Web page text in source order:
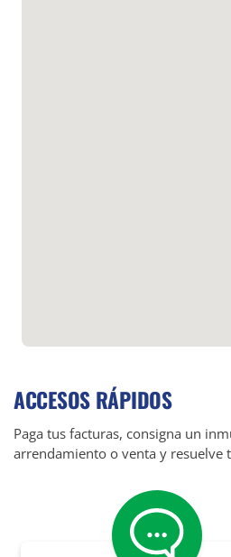
ACCESOS RÁPIDOS
Paga tus facturas, consigna un
arrendamiento o venta y resuelve